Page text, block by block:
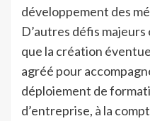
développement des
D’autres défis
que la création
agréé pour
déploiement de
d’entreprise, à la